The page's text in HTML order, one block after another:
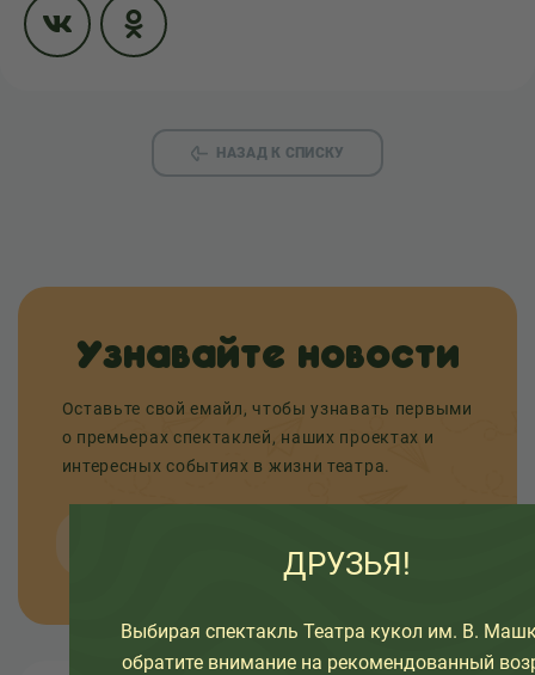
НАЗАД К СПИСКУ
Узнавайте новости
Оставьте свой емайл, чтобы узнавать первыми
о премьерах спектаклей, наших проектах и
интересных событиях в жизни театра.
ДРУЗЬЯ!
Выбирая спектакль Театра кукол им. В.
обратите внимание на рекомендованный